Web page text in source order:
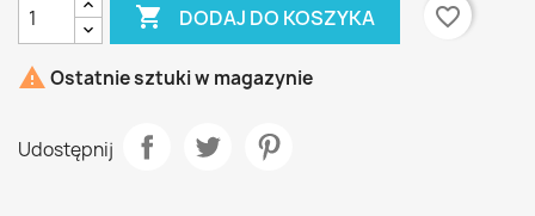
 DODAJ DO KOSZYKA favorite_border
 Ostatnie sztuki w magazynie
Udostępnij